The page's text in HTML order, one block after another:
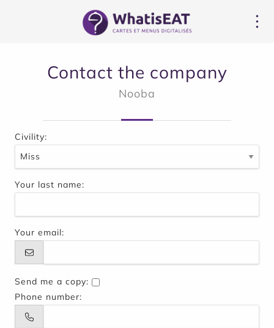
Contact the company
Nooba
Civility:
Your last name:
Your email:
Send me a copy:
Phone number: